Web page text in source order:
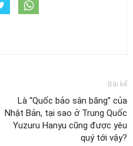
Bài kế
Là “Quốc bảo sân băng” của
Nhật Bản, tại sao ở Trung Quốc
Yuzuru Hanyu cũng được yêu
quý tới vậy?